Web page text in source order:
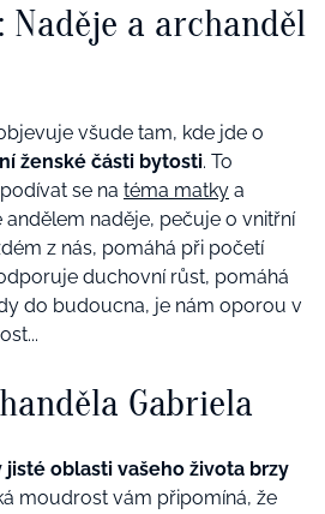
Naděje a archanděl
všude tam, kde jde o
ženské části bytosti. To
se na téma matky a
andělem naděje, pečuje o vnitřní
z nás, pomáhá při početí
duchovní růst, pomáhá
do budoucna, je nám oporou v
Gabriela
jisté oblasti vašeho života brzy
moudrost vám připomíná, že